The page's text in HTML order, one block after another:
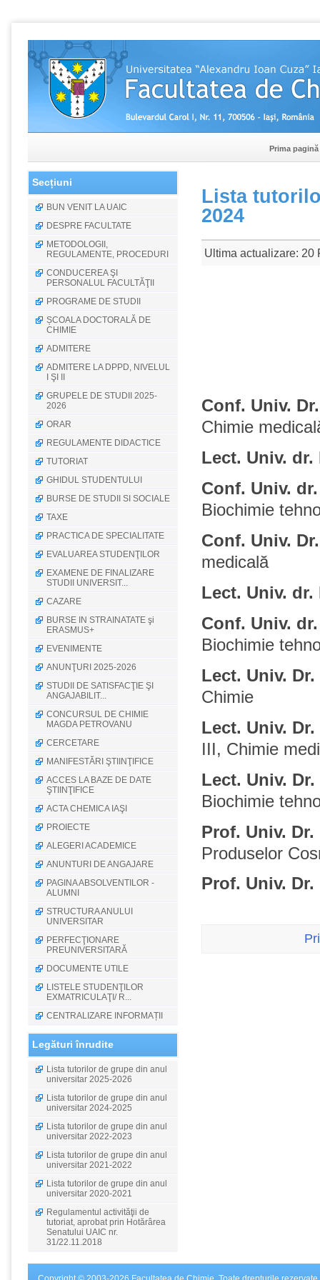
Prima pagină
Secțiuni
BUN VENIT LA UAIC
DESPRE FACULTATE
METODOLOGII,
REGULAMENTE, PROCEDURI
CONDUCEREA ŞI
PERSONALUL FACULTĂŢII
PROGRAME DE STUDII
ȘCOALA DOCTORALĂ DE
CHIMIE
ADMITERE
ADMITERE LA DPPD, NIVELUL
I ŞI II
GRUPELE DE STUDII 2025-
2026
ORAR
REGULAMENTE DIDACTICE
TUTORIAT
GHIDUL STUDENTULUI
BURSE DE STUDII SI SOCIALE
TAXE
PRACTICA DE SPECIALITATE
EVALUAREA STUDENŢILOR
EXAMENE DE FINALIZARE
STUDII UNIVERSIT...
CAZARE
BURSE IN STRAINATATE şi
ERASMUS+
EVENIMENTE
ANUNŢURI 2025-2026
STUDII DE SATISFACŢIE ŞI
ANGAJABILIT...
CONCURSUL DE CHIMIE
MAGDA PETROVANU
CERCETARE
MANIFESTĂRI ŞTIINŢIFICE
ACCES LA BAZE DE DATE
ŞTIINŢIFICE
ACTA CHEMICA IAŞI
PROIECTE
ALEGERI ACADEMICE
ANUNTURI DE ANGAJARE
PAGINA ABSOLVENTILOR -
ALUMNI
STRUCTURA ANULUI
UNIVERSITAR
PERFECŢIONARE
PREUNIVERSITARĂ
DOCUMENTE UTILE
LISTELE STUDENŢILOR
EXMATRICULAŢI/ R...
CENTRALIZARE INFORMAȚII
Legături înrudite
Lista tutorilor de grupe din anul
universitar 2025-2026
Lista tutorilor de grupe din anul
universitar 2024-2025
Lista tutorilor de grupe din anul
universitar 2022-2023
Lista tutorilor de grupe din anul
universitar 2021-2022
Lista tutorilor de grupe din anul
universitar 2020-2021
Regulamentul activităţii de
tutoriat, aprobat prin Hotărârea
Senatului UAIC nr.
31/22.11.2018
Lista
2024
Ultima actualizare: 20
Conf. Univ.
Chimie medica
Lect. Univ. dr.
Conf. Univ.
Biochimie
Conf. Univ.
medicală
Lect. Univ. dr.
Conf. Univ.
Biochimie
Lect. Univ.
Chimie
Lect. Univ.
III, Chimie
Lect. Univ.
Biochimie
Prof. Univ. Dr.
Produselor
Prof. Univ. Dr.